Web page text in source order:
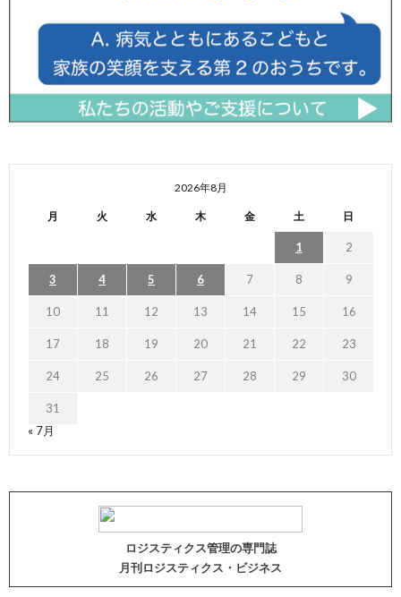
2026年8月
月 火 水 木 金 土 日
1 2
3 4 5 6 7 8 9
10 11 12 13 14 15 16
17 18 19 20 21 22 23
24 25 26 27 28 29 30
31
« 7月
ロジスティクス管理の専門誌
月刊ロジスティクス・ビジネス